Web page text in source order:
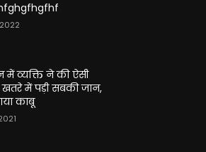
में व्यक्ति ने की ऐसी
में पड़ी सबकी जान,
काबू